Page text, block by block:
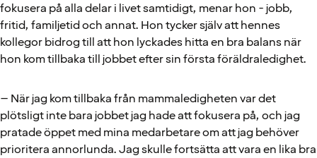
fokusera på alla delar i livet samtidigt, menar hon - jobb,
fritid, familjetid och annat. Hon tycker själv att hennes
kollegor bidrog till att hon lyckades hitta en bra balans när
hon kom tillbaka till jobbet efter sin första föräldraledighet.
– När jag kom tillbaka från mammaledigheten var det
plötsligt inte bara jobbet jag hade att fokusera på, och jag
pratade öppet med mina medarbetare om att jag behöver
prioritera annorlunda. Jag skulle fortsätta att vara en lika bra